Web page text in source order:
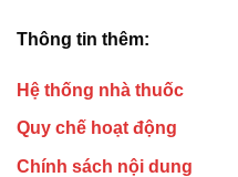
Thông tin thêm:
Hệ thống nhà thuốc
Quy chế hoạt động
Chính sách nội dung